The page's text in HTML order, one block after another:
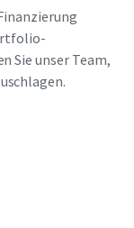
Sie unser Team,